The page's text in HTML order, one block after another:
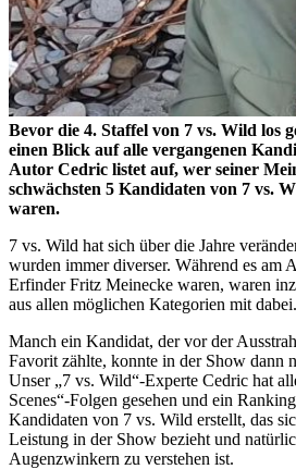
Bevor die 4. Staffel von 7 vs. Wild los
einen Blick auf alle vergangenen
Autor Cedric listet auf, wer seiner
schwächsten 5 Kandidaten von 7 vs.
waren.
7 vs. Wild hat sich über die Jahre
wurden immer diverser. Während es am
Erfinder Fritz Meinecke waren, waren
aus allen möglichen Kategorien mit dabei.
Manch ein Kandidat, der vor der
Favorit zählte, konnte in der Show dann
Unser „7 vs. Wild“-Experte Cedric hat
Scenes“-Folgen gesehen und ein
Kandidaten von 7 vs. Wild erstellt, das
Leistung in der Show bezieht und
Augenzwinkern zu verstehen ist.